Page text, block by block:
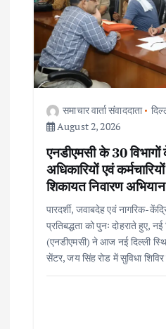
a
t
समाचार वार्ता संवाददाता
August 2, 2026
एनडीएमसी के 30
अधिकारियों एवं
शिकायत निवारण
पारदर्शी, जवाबदेह एवं नागरिक-
प्रतिबद्धता को पुनः दोहराते हुए,
(एनडीएमसी) ने आज नई दिल्ली
सेंटर, जय सिंह रोड में सुविधा